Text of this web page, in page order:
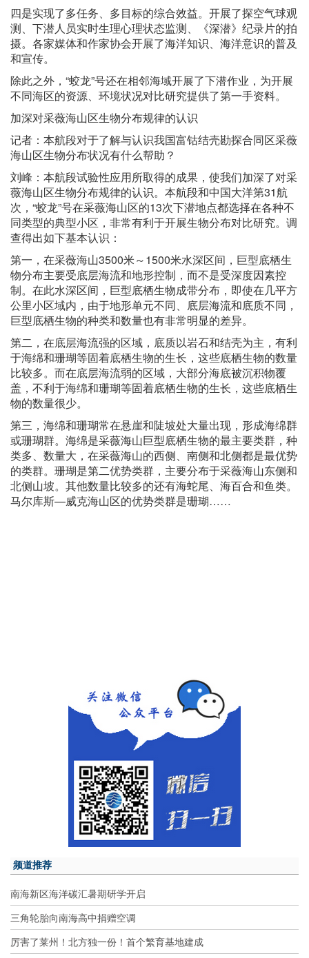
四是实现了多任务、多目标的综合效益。开展了探空气球观
测、下潜人员实时生理心理状态监测、《深潜》纪录片的拍
摄。各家媒体和作家协会开展了海洋知识、海洋意识的普及
和宣传。
除此之外，“蛟龙”号还在相邻海域开展了下潜作业，为开展
不同海区的资源、环境状况对比研究提供了第一手资料。
加深对采薇海山区生物分布规律的认识
记者：本航段对于了解与认识我国富钴结壳勘探合同区采薇
海山区生物分布状况有什么帮助？
刘峰：本航段试验性应用所取得的成果，使我们加深了对采
薇海山区生物分布规律的认识。本航段和中国大洋第31航
次，“蛟龙”号在采薇海山区的13次下潜地点都选择在各种不
同类型的典型小区，非常有利于开展生物分布对比研究。调
查得出如下基本认识：
第一，在采薇海山3500米～1500米水深区间，巨型底栖生
物分布主要受底层海流和地形控制，而不是受深度因素控
制。在此水深区间，巨型底栖生物成带分布，即使在几平方
公里小区域内，由于地形单元不同、底层海流和底质不同，
巨型底栖生物的种类和数量也有非常明显的差异。
第二，在底层海流强的区域，底质以岩石和结壳为主，有利
于海绵和珊瑚等固着底栖生物的生长，这些底栖生物的数量
比较多。而在底层海流弱的区域，大部分海底被沉积物覆
盖，不利于海绵和珊瑚等固着底栖生物的生长，这些底栖生
物的数量很少。
第三，海绵和珊瑚常在悬崖和陡坡处大量出现，形成海绵群
或珊瑚群。海绵是采薇海山巨型底栖生物的最主要类群，种
类多、数量大，在采薇海山的西侧、南侧和北侧都是最优势
的类群。珊瑚是第二优势类群，主要分布于采薇海山东侧和
北侧山坡。其他数量比较多的还有海蛇尾、海百合和鱼类。
马尔库斯—威克海山区的优势类群是珊瑚……
频道推荐
南海新区海洋碳汇暑期研学开启
三角轮胎向南海高中捐赠空调
厉害了莱州！北方独一份！首个繁育基地建成